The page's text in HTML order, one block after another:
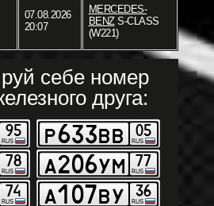
07.08.2026
20:07
MERCEDES-
BENZS-CLASS
(W221)
себе номер
друга: